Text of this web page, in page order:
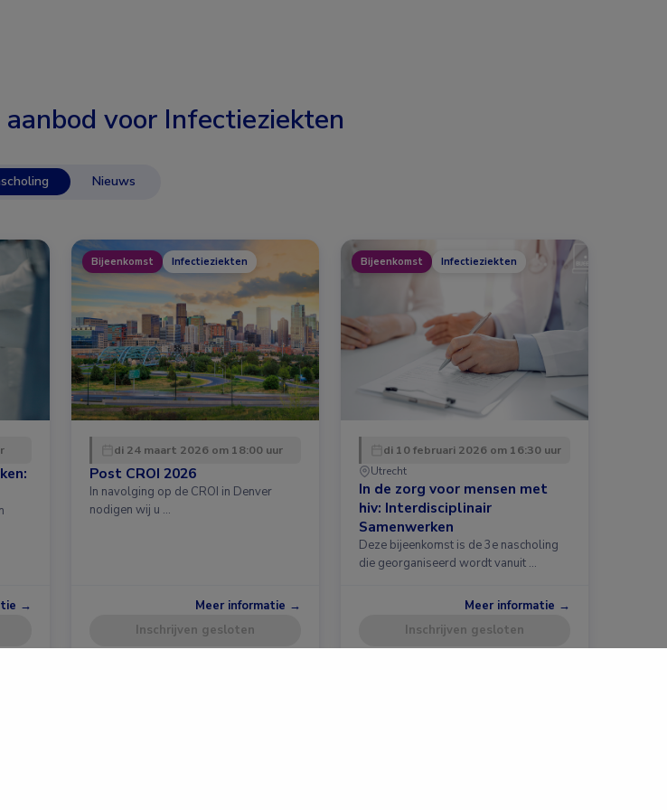
voor Infectieziekten
Nieuws
→
Bijeenkomst Infectieziekten
di 24 maart 2026 om 18:00 uur
Post CROI 2026
In navolging op de CROI in Denver
nodigen wij u …
Meer informatie →
Inschrijven gesloten
Bijeenkomst Infectieziekten
di 10 februari 2026 om 16:30 uur
Utrecht
In de zorg voor mensen met
hiv: Interdisciplinair
Samenwerken
Deze bijeenkomst is de 3e nascholing
die georganiseerd wordt vanuit …
Meer informatie →
Inschrijven gesloten